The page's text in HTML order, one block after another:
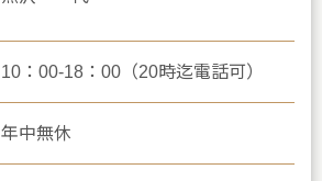
10：00-18：00（20時迄電話可）
年中無休